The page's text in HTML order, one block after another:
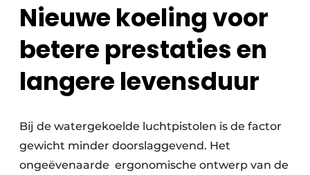
Nieuwe koeling voor
betere prestaties en
langere levensduur
Bij de watergekoelde luchtpistolen is de factor
gewicht minder doorslaggevend. Het
ongeëvenaarde ergonomische ontwerp van de